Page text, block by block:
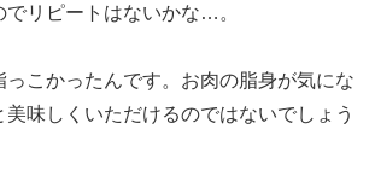
でリピートはないかな…。
っこかったんです。お肉の脂身が気にな
美味しくいただけるのではないでしょう